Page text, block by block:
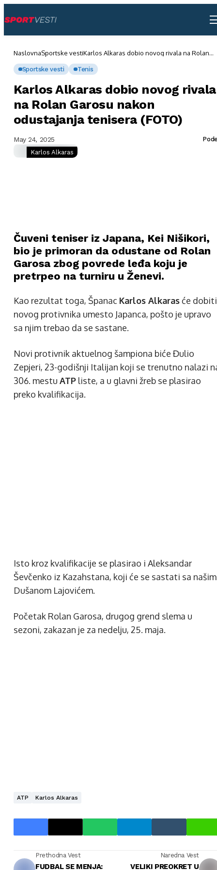
NaslovnaSportske vestiKarlos Alkaras dobio novog rivala na Rolan
Sportske vesti Tenis
Karlos Alkaras dobio novog rivala
na Rolan Garosu nakon
odustajanja tenisera (FOTO)
May 24, 2025
Karlos Alkaras
Čuveni teniser iz Japana, Kei Nišikori,
bio je primoran da odustane od Rolan
Garosa zbog povrede leđa koju je
pretrpeo na turniru u Ženevi.
Kao rezultat toga, Španac Karlos Alkarasće dobiti
novog protivnika umesto Japanca, pošto je upravo
sa njim trebao da se sastane.
Novi protivnik aktuelnog šampiona biće Đulio
Zepjeri, 23-godišnji Italijan koji se trenutno nalazi
306. mestu ATP liste, a u glavni žreb se plasirao
preko kvalifikacija.
Isto kroz kvalifikacije se plasirao i Aleksandar
Ševčenko iz Kazahstana, koji će se sastati sa našim
Dušanom Lajovićem.
Početak Rolan Garosa, drugog grend slema u
sezoni, zakazan je za nedelju, 25. maja.
ATP Karlos Alkaras
Prethodna Vest
FUDBAL SE MENJA:
Naredna Vest
VELIKI PREOKRET U